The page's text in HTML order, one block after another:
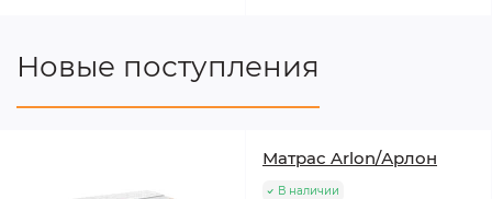
Новые поступления
Матрас Arlon/Арлон
В наличии